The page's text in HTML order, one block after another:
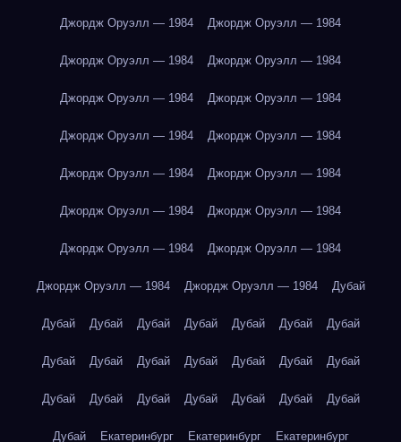
Джордж Оруэлл — 1984 Джордж Оруэлл — 1984
Джордж Оруэлл — 1984 Джордж Оруэлл — 1984
Джордж Оруэлл — 1984 Джордж Оруэлл — 1984
Джордж Оруэлл — 1984 Джордж Оруэлл — 1984
Джордж Оруэлл — 1984 Джордж Оруэлл — 1984
Джордж Оруэлл — 1984 Джордж Оруэлл — 1984
Джордж Оруэлл — 1984 Джордж Оруэлл — 1984
Джордж Оруэлл — 1984 Джордж Оруэлл — 1984 Дубай
Дубай Дубай Дубай Дубай Дубай Дубай Дубай
Дубай Дубай Дубай Дубай Дубай Дубай Дубай
Дубай Дубай Дубай Дубай Дубай Дубай Дубай
Дубай Екатеринбург Екатеринбург Екатеринбург